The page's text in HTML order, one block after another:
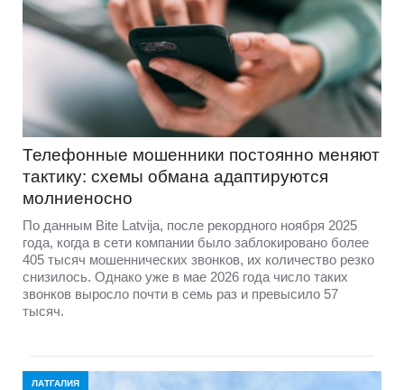
Телефонные мошенники постоянно меняют
тактику: схемы обмана адаптируются
молниеносно
По данным Bite Latvija, после рекордного ноября 2025
года, когда в сети компании было заблокировано более
405 тысяч мошеннических звонков, их количество резко
снизилось. Однако уже в мае 2026 года число таких
звонков выросло почти в семь раз и превысило 57
тысяч.
ЛАТГАЛИЯ